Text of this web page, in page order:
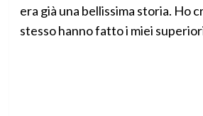
era già una bellissima storia. Ho
stesso hanno fatto i miei